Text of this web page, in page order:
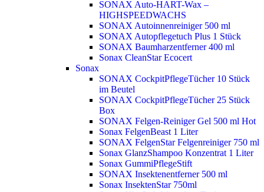
SONAX Auto-HART-Wax –
HIGHSPEEDWACHS
SONAX Autoinnenreiniger 500 ml
SONAX Autopflegetuch Plus 1 Stück
SONAX Baumharzentferner 400 ml
Sonax CleanStar Ecocert
Sonax
SONAX CockpitPflegeTücher 10 Stück
im Beutel
SONAX CockpitPflegeTücher 25 Stück
Box
SONAX Felgen-Reiniger Gel 500 ml Hot
Sonax FelgenBeast 1 Liter
SONAX FelgenStar Felgenreiniger 750 ml
Sonax GlanzShampoo Konzentrat 1 Liter
Sonax GummiPflegeStift
SONAX Insektenentferner 500 ml
Sonax InsektenStar 750ml